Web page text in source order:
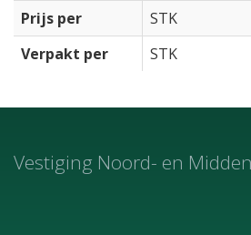
Prijs per
STK
Verpakt per
STK
Vestiging Noord- en